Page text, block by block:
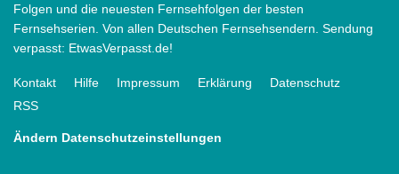
Folgen und die neuesten Fernsehfolgen der besten
Fernsehserien. Von allen Deutschen Fernsehsendern. Sendung
verpasst: EtwasVerpasst.de!
Kontakt Hilfe Impressum Erklärung
Datenschutz
RSS
Ändern Datenschutzeinstellungen